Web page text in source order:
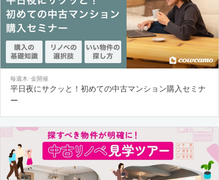
毎週木･金開催
平日夜にサクッと！初めての中古マンション購入セミナ
ー